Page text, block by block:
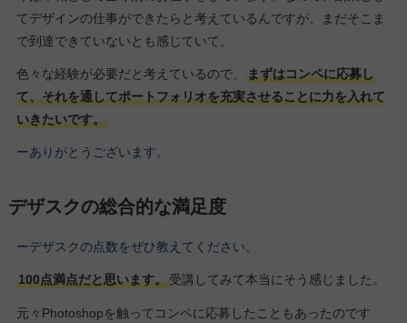
てデザインの仕事ができたらと考えているんですが、まだそこま
で到達できていないとも感じていて。
色々な経験が必要だと考えているので、
まずはコンペに応募し
て、それを通してポートフォリオを充実させることに力を入れて
いきたいです。
ーありがとうございます。
デザスクの総合的な満足度
ーデザスクの点数をぜひ教えてください。
100点満点だと思います。受講してみて本当にそう感じました。
元々Photoshopを触ってコンペに応募したこともあったのです